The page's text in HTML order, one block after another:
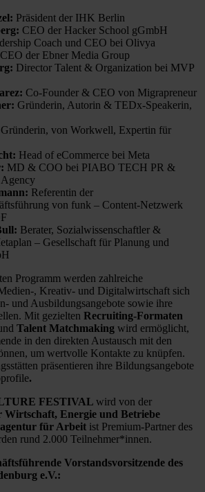
Präsident der IHK Berlin
CEO der Hacker School gGmbH
Coach und CEO bei Olivya
CEO der Ebner Media Group
Director Talent & Organization bei MVP
Co-Founder & CEO von Migrapreneur
Gründerin, Autorin & TEDx-Speakerin,
Gründerin, von Workwell, Expertin für
Head of eCommerce bei Meta
MD & COO bei PIABO TECH PR &
Referentin der
von funk – Content-Netzwerk
Berater, Sozialwissenschaftler &
– Gesellschaft für Planung und
Programm werden zahlreiche
, Kreativ- und Digitalwirtschaft sich
und Ausbildungsangebote sowie ihre
Mit gezielten Recruiting-Formaten
Talent Matchmaking wird ermöglicht,
in den direkten Austausch mit den
um wertvolle Kontakte zu knüpfen.
präsentieren ihre Bildungsangebote
.
FESTIVAL wird von der
Wirtschaft, Energie und Betriebe
für Arbeit ist Premium-Partner des
rund 2.000 Teilnehmer*innen.
Vorstandsvorsitzende des
e.V.: